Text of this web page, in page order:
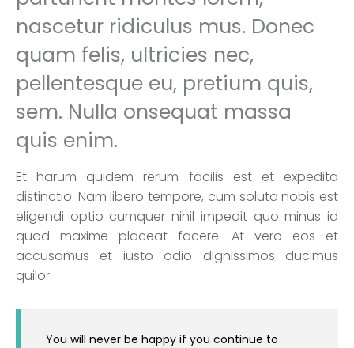
nascetur ridiculus mus. Donec
quam felis, ultricies nec,
pellentesque eu, pretium quis,
sem. Nulla onsequat massa
quis enim.
Et harum quidem rerum facilis est et expedita
distinctio. Nam libero tempore, cum soluta nobis est
eligendi optio cumquer nihil impedit quo minus id
quod maxime placeat facere. At vero eos et
accusamus et iusto odio dignissimos ducimus
quilor.
You will never be happy if you continue to